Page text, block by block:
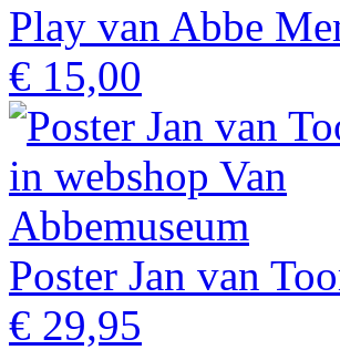
Play van Abbe
€ 15,00
Poster Jan van
€ 29,95